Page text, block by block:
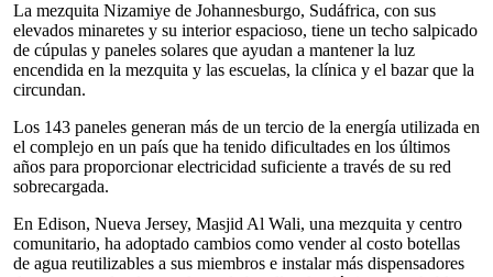
La mezquita Nizamiye de Johannesburgo, Sudáfrica, con sus
elevados minaretes y su interior espacioso, tiene un techo salpicado
de cúpulas y paneles solares que ayudan a mantener la luz
encendida en la mezquita y las escuelas, la clínica y el bazar que la
circundan.
Los 143 paneles generan más de un tercio de la energía utilizada en
el complejo en un país que ha tenido dificultades en los últimos
años para proporcionar electricidad suficiente a través de su red
sobrecargada.
En Edison, Nueva Jersey, Masjid Al Wali, una mezquita y centro
comunitario, ha adoptado cambios como vender al costo botellas
de agua reutilizables a sus miembros e instalar más dispensadores